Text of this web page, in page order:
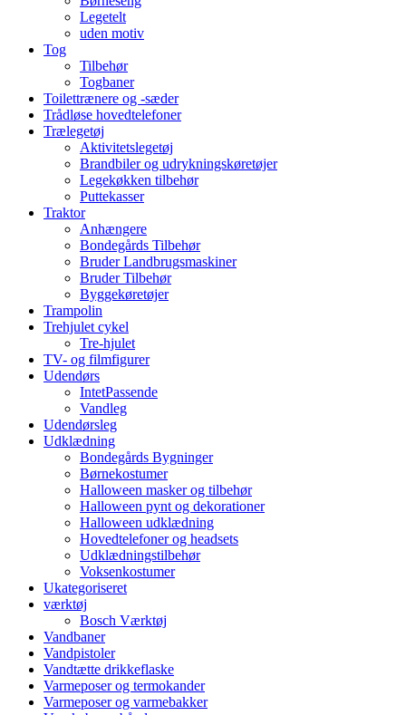
Legetelt
uden motiv
Tog
Tilbehør
Togbaner
Toilettrænere og -sæder
Trådløse hovedtelefoner
Trælegetøj
Aktivitetslegetøj
Brandbiler og udrykningskøretøjer
Legekøkken tilbehør
Puttekasser
Traktor
Anhængere
Bondegårds Tilbehør
Bruder Landbrugsmaskiner
Bruder Tilbehør
Byggekøretøjer
Trampolin
Trehjulet cykel
Tre-hjulet
TV- og filmfigurer
Udendørs
IntetPassende
Vandleg
Udendørsleg
Udklædning
Bondegårds Bygninger
Børnekostumer
Halloween masker og tilbehør
Halloween pynt og dekorationer
Halloween udklædning
Hovedtelefoner og headsets
Udklædningstilbehør
Voksenkostumer
Ukategoriseret
værktøj
Bosch Værktøj
Vandbaner
Vandpistoler
Vandtætte drikkeflaske
Varmeposer og termokander
Varmeposer og varmebakker